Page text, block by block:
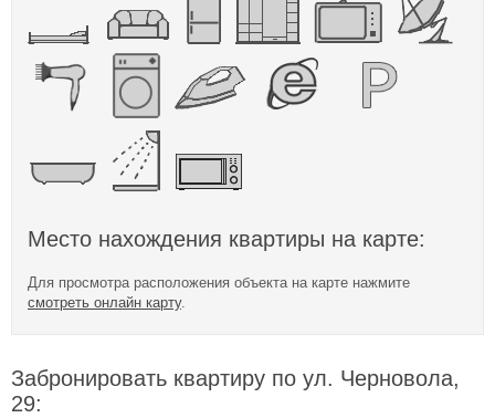
Место нахождения квартиры на карте:
Для просмотра расположения объекта на карте нажмите
смотреть онлайн карту.
Забронировать квартиру по ул. Черновола,
29: